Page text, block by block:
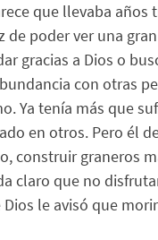
que llevaba años
de poder ver una
gracias a Dios o
con otras
Ya tenía más que
en otros. Pero él
construir graneros
claro que no
Dios le avisó que